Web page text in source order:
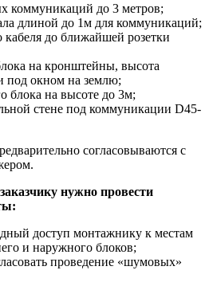
коммуникаций до 3 метров;
длиной до 1м для коммуникаций;
кабеля до ближайшей розетки
на кронштейны, высота
под окном на землю;
блока на высоте до 3м;
стене под коммуникации D45-
согласовываются с
нужно провести
доступ монтажнику к местам
и наружного блоков;
проведение «шумовых»